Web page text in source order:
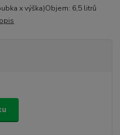
x výška)Objem: 6,5 litrů